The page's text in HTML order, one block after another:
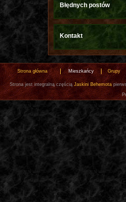
Błędnych postów
Kontakt
Strona główna Mieszkańcy Grupy
Strona jest integralną częścią Jaskini Behemota